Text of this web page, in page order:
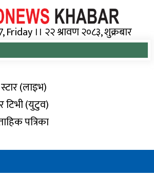
।। २२ श्रावण २०८३, शुक्रबार
स्टार (लाइभ)
(युटुव)
पत्रिका